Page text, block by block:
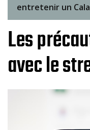
entretenir un
Les
avec le